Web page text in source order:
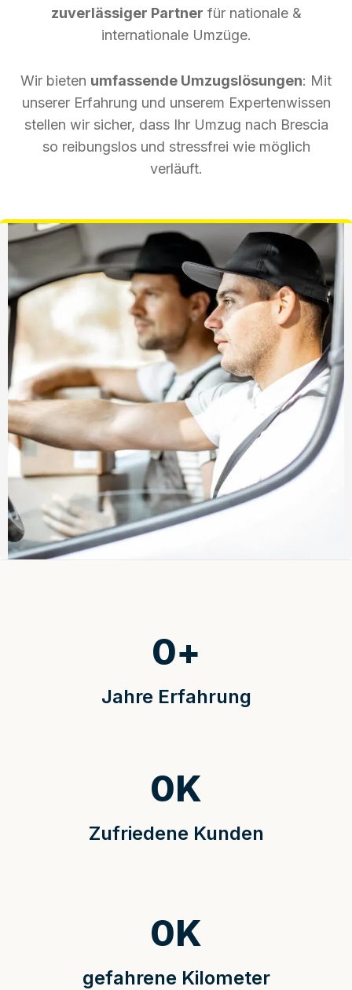
zuverlässiger Partner für nationale &
internationale Umzüge.
Wir bieten umfassende Umzugslösungen: Mit
unserer Erfahrung und unserem Expertenwissen
stellen wir sicher, dass Ihr Umzug nach Brescia
so reibungslos und stressfrei wie möglich
verläuft.
Jahre Erfahrung
0+
Zufriedene Kunden
0K
gefahrene Kilometer
0K